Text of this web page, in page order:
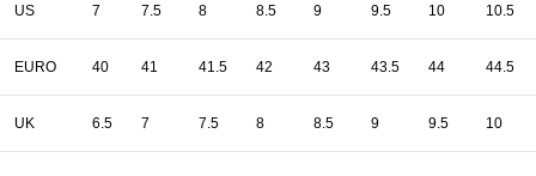
US 7 7.5 8 8.5 9 9.5 10 10.5
EURO 40 41 41.5 42 43 43.5 44 44.5
UK 6.5 7 7.5 8 8.5 9 9.5 10